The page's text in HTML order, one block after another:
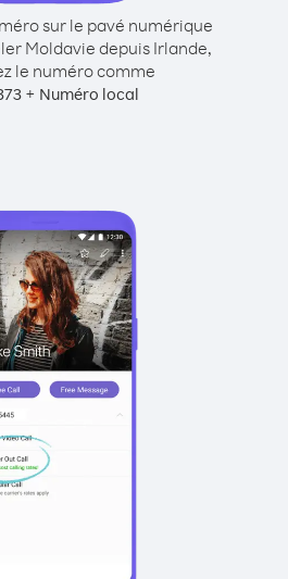
sur le pavé numérique
Moldavie depuis Irlande,
le numéro comme
+ Numéro local